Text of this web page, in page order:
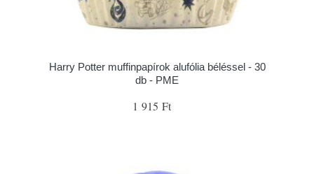
Harry Potter muffinpapírok alufólia béléssel - 30
db - PME
1 915 Ft